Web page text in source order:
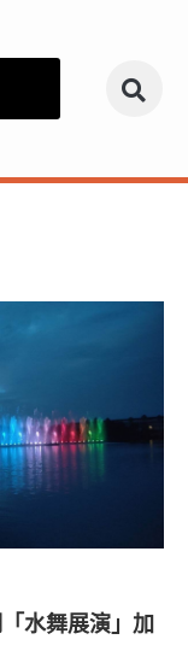
水舞展演」加